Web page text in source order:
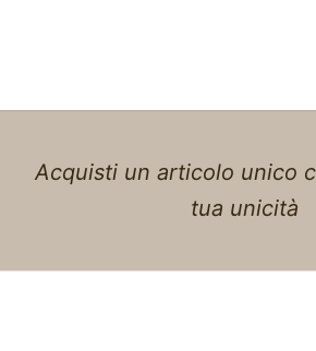
Acquisti un articolo unico
tua unicità